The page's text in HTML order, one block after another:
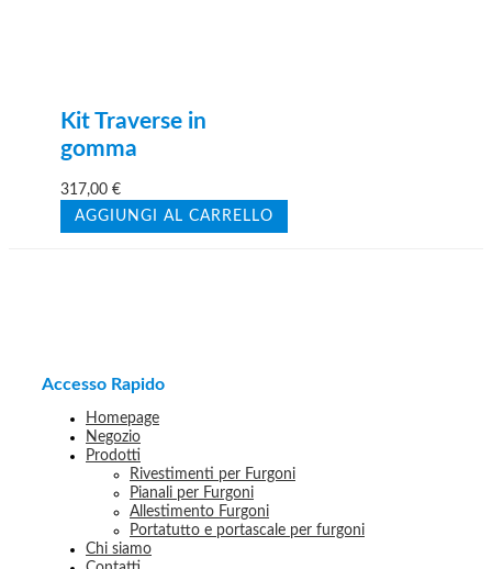
Kit Traverse in
gomma
317,00€
AGGIUNGI AL CARRELLO
Accesso Rapido
Homepage
Negozio
Prodotti
Rivestimenti per Furgoni
Pianali per Furgoni
Allestimento Furgoni
Portatutto e portascale per furgoni
Chi siamo